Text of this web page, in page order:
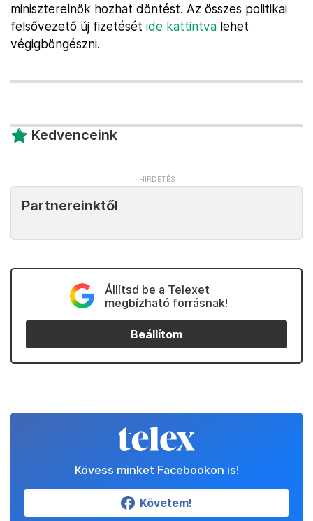
miniszterelnök hozhat döntést. Az összes politikai
felsővezető új fizetését ide kattintva lehet
végigböngészni.
Kedvenceink
Partnereinktől
Állítsd be a Telexet
megbízható forrásnak!
Beállítom
Kövess minket Facebookon is!
Követem!